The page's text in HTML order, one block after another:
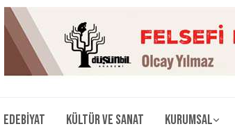
Edebiyat Kültür ve Sanat Kurumsal